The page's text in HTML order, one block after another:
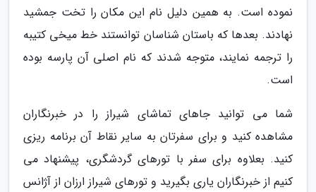
نموده است. به همین دلیل نام این مکان را تخت جمشید
نهادند. بعدها که باستان شناسان توانستند خط میخی کتیبه
را ترجمه نمایند، متوجه شدند که نام اصلی آن پارسه بوده
است.
شما می توانید جاهای تماشای شیراز را در خبرنگاران
مشاهده کنید و برای سفرتان به سایر نقاط آن برنامه ریزی
کنید. بعلاوه برای سفر با تورهای گردشگری، پیشنهاد می
کنیم از خبرنگاران یاری بگیرید و تورهای شیراز ارزان از آژانس